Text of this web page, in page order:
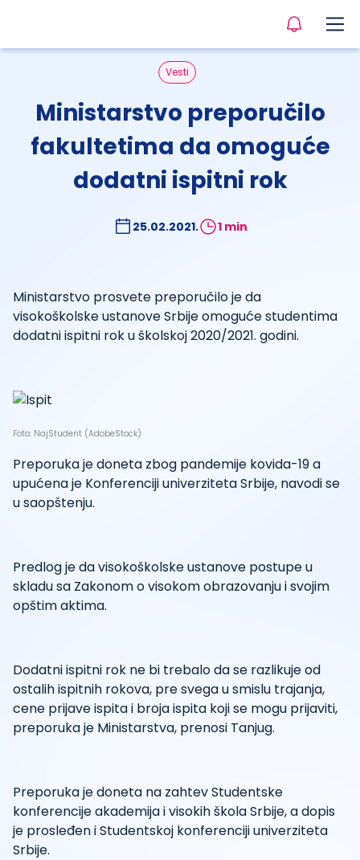
Vesti
Ministarstvo preporučilo
fakultetima da omoguće
dodatni ispitni rok
25.02.2021. 1 min
Ministarstvo prosvete preporučilo je da
visokoškolske ustanove Srbije omoguće studentima
dodatni ispitni rok u školskoj 2020/2021. godini.
Foto: NajStudent (AdobeStock)
Preporuka je doneta zbog pandemije kovida-19 a
upućena je Konferenciji univerziteta Srbije, navodi se
u saopštenju.
Predlog je da visokoškolske ustanove postupe u
skladu sa Zakonom o visokom obrazovanju i svojim
opštim aktima.
Dodatni ispitni rok ne bi trebalo da se razlikuje od
ostalih ispitnih rokova, pre svega u smislu trajanja,
cene prijave ispita i broja ispita koji se mogu prijaviti,
preporuka je Ministarstva, prenosi Tanjug.
Preporuka je doneta na zahtev Studentske
konferencije akademija i visokih škola Srbije, a dopis
je prosleđen i Studentskoj konferenciji univerziteta
Srbije.